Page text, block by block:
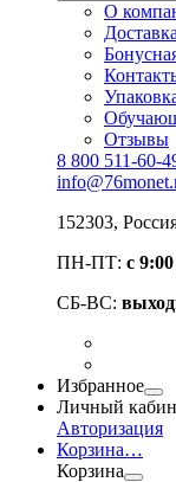
О
Отзывы
8 800 511-60-
152303,
ПН-ПТ: с
СБ-ВС:
Избранное
Личный
Авторизация
Корзина…
Корзина